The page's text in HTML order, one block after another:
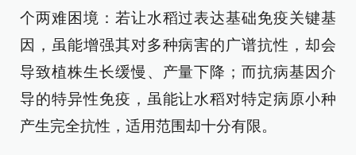
个两难困境：若让水稻过表达基础免疫关键基
因，虽能增强其对多种病害的广谱抗性，却会
导致植株生长缓慢、产量下降；而抗病基因介
导的特异性免疫，虽能让水稻对特定病原小种
产生完全抗性，适用范围却十分有限。